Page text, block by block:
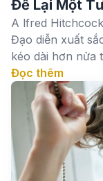
Để Lại Một
A lfred
Đạo diễn xuất
kéo dài hơn nửa
Đọc thêm